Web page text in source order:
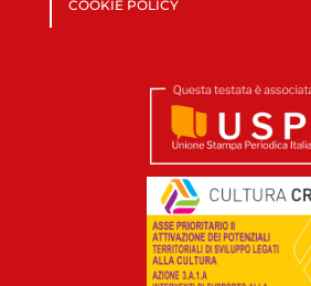
COOKIE POLICY